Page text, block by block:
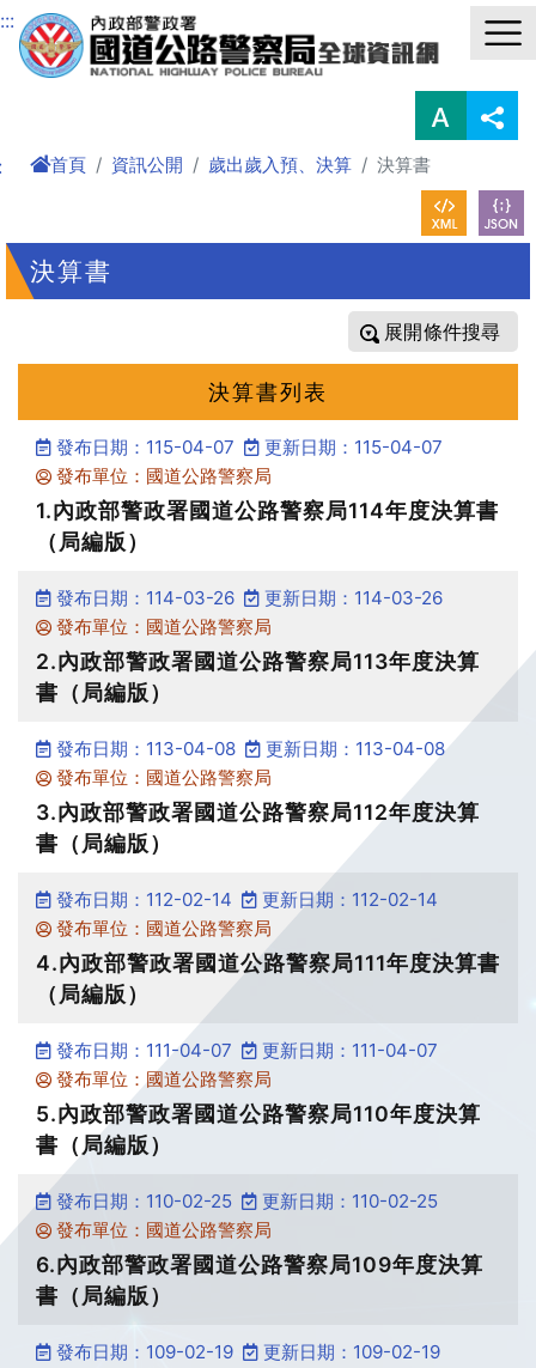
進入內容區塊
:::
首頁 資訊公開 歲出歲入預、決算 決算書
決算書
條件搜尋
決算書列表
發布日期：115-04-07
更新日期：115-04-07
發布單位：國道公路警察局
1.內政部警政署國道公路警察局114年度決算書
（局編版）
發布日期：114-03-26
更新日期：114-03-26
發布單位：國道公路警察局
2.內政部警政署國道公路警察局113年度決算
書（局編版）
發布日期：113-04-08
更新日期：113-04-08
發布單位：國道公路警察局
3.內政部警政署國道公路警察局112年度決算
書（局編版）
發布日期：112-02-14
更新日期：112-02-14
發布單位：國道公路警察局
4.內政部警政署國道公路警察局111年度決算書
（局編版）
發布日期：111-04-07
更新日期：111-04-07
發布單位：國道公路警察局
5.內政部警政署國道公路警察局110年度決算
書（局編版）
發布日期：110-02-25
更新日期：110-02-25
發布單位：國道公路警察局
6.內政部警政署國道公路警察局109年度決算
書（局編版）
發布日期：109-02-19
更新日期：109-02-19